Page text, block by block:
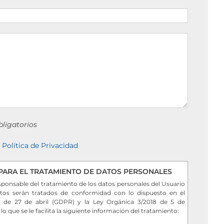
Política de Privacidad
EL TRATAMIENTO DE DATOS PERSONALES
del tratamiento de los datos personales del Usuario
serán tratados de conformidad con lo dispuesto en el
de 27 de abril (GDPR) y la Ley Orgánica 3/2018 de 5 de
que se le facilita la siguiente información del tratamiento: